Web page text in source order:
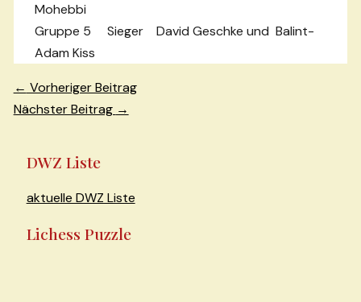
Mohebbi
Gruppe 5 Sieger David Geschke und Balint-
Adam Kiss
Beitragsnavigation
← Vorheriger Beitrag
Nächster Beitrag →
DWZ Liste
aktuelle DWZ Liste
Lichess Puzzle